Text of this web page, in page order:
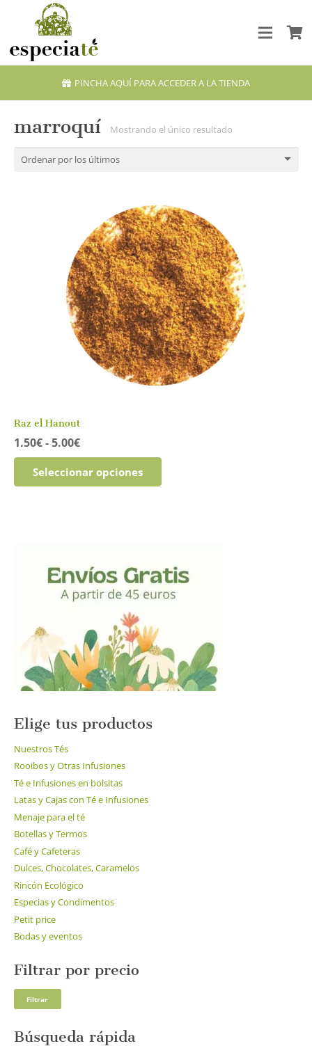
PINCHA AQUÍ PARA ACCEDER A LA TIENDA
marroquí Mostrando el único resultado
Raz el Hanout
1.50€ - 5.00€Rango
de
precios:
desde
Seleccionar opciones
se
pueden
elegir
página
de
producto
Elige tus productos
Nuestros Tés
Rooibos y Otras Infusiones
Té e Infusiones en bolsitas
Latas y Cajas con Té e Infusiones
Menaje para el té
Botellas y Termos
Café y Cafeteras
Dulces, Chocolates, Caramelos
Rincón Ecológico
Especias y Condimentos
Petit price
Bodas y eventos
Filtrar por precio
Filtrar
Búsqueda rápida